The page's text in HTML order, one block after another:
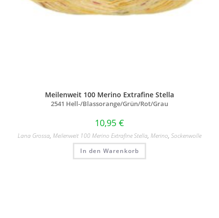
Meilenweit 100 Merino Extrafine Stella
2541 Hell-/Blassorange/Grün/Rot/Grau
10,95 €
Lana Grossa, Meilenweit 100 Merino Extrafine Stella, Merino, Sockenwolle
In den Warenkorb